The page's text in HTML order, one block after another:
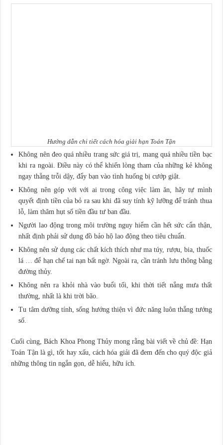
Hướng dẫn chi tiết cách hóa giải hạn Toán Tận
Không nên đeo quá nhiều trang sức giá trị, mang quá nhiều tiền bạc
khi ra ngoài. Điều này có thể khiến lòng tham của những kẻ không
ngay thẳng trỗi dậy, đẩy bạn vào tình huống bị cướp giật.
Không nên góp với với ai trong công việc làm ăn, hãy tự mình
quyết định tiền của bỏ ra sau khi đã suy tính kỹ lưỡng để tránh thua
lỗ, làm thâm hụt số tiền đầu tư ban đầu.
Người lao động trong môi trường nguy hiểm cần hết sức cẩn thận,
nhất định phải sử dụng đồ bảo hộ lao động theo tiêu chuẩn.
Không nên sử dụng các chất kích thích như ma túy, rượu, bia, thuốc
lá … để hạn chế tai nạn bất ngờ. Ngoài ra, cần tránh lưu thông bằng
đường thủy.
Không nên ra khỏi nhà vào buổi tối, khi thời tiết nắng mưa thất
thường, nhất là khi trời bão.
Tu tâm dưỡng tính, sống hướng thiện vì đức năng luôn thắng tướng
số.
Cuối cùng, Bách Khoa Phong Thủy mong rằng bài viết về chủ đề: Hạn
Toán Tận là gì, tốt hay xấu, cách hóa giải đã đem đến cho quý độc giả
những thông tin ngắn gọn, dễ hiểu, hữu ích.